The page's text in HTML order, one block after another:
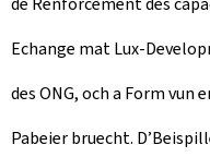
Echange mat Lux-
des ONG, och a Form
Pabeier bruecht.